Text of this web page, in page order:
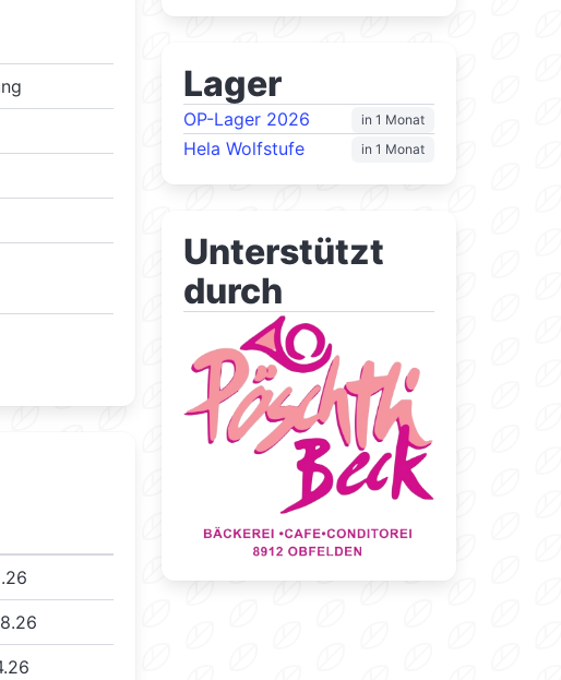
Lager
OP-Lager 2026 in 1 Monat
Hela Wolfstufe in 1 Monat
Unterstützt
durch